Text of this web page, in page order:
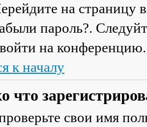
на страницу
пароль?.
на конференцию.
к началу
что
свои имя